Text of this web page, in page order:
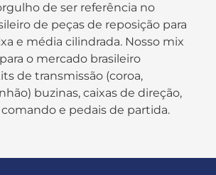
de ser referência no
de peças de reposição para
e média cilindrada. Nosso mix
o mercado brasileiro
de transmissão (coroa,
buzinas, caixas de direção,
e pedais de partida.